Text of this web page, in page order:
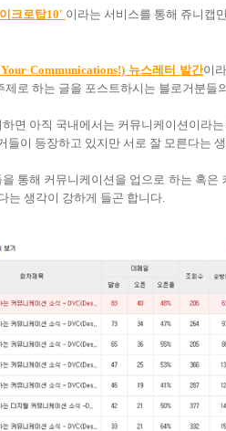
크로탑10' 이라는 서비스를 통해 쥬니캡
Communications!) 뉴스레터 발간이
로 하는 글을 포스트하시는 블로거분들
면 아직 국내에서는 커뮤니케이션이라
들이 등장하고 있지만 서로 잘 모른다는
통해 커뮤니케이션을 업으로 하는 혹
는 생각이 강하게 들곤 합니다.